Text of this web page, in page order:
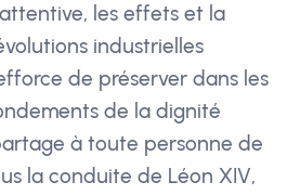
les effets et la
industrielles
de préserver dans les
de la dignité
à toute personne de
la conduite de Léon XIV,